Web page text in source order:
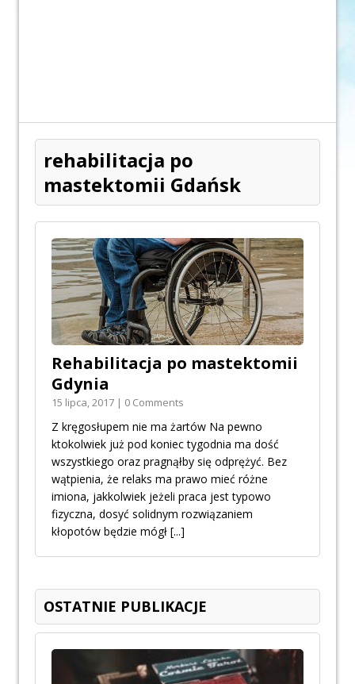
rehabilitacja po
mastektomii Gdańsk
Rehabilitacja po mastektomii
Gdynia
15 lipca, 2017 | 0 Comments
Z kręgosłupem nie ma żartów Na pewno
ktokolwiek już pod koniec tygodnia ma dość
wszystkiego oraz pragnąłby się odprężyć. Bez
wątpienia, że relaks ma prawo mieć różne
imiona, jakkolwiek jeżeli praca jest typowo
fizyczna, dosyć solidnym rozwiązaniem
kłopotów będzie mógł [...]
OSTATNIE PUBLIKACJE